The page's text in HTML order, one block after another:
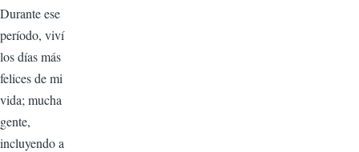
Durante ese
período, viví
los días más
felices de mi
vida; mucha
gente,
incluyendo a